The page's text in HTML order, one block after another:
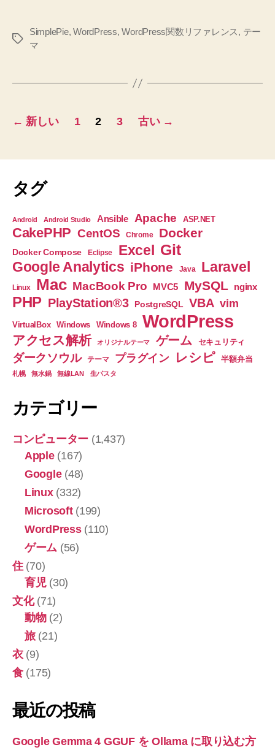
ー
自
と
し
て
登
録
す
る
法
の
タ
SimplePie,WordPress,WordPress関数リファレンス, テー
マ
投
の
ペ
ー
ジ
送
り
← 新しい 1 2 3 古い →
タグ
Android Android Studio Ansible Apache ASP.NET
CakePHP CentOS Chrome Docker
Docker Compose Eclipse Excel Git
Google Analytics iPhone Java Laravel
Linux Mac MacBook Pro MVC5 MySQL nginx
PHP PlayStation®3 PostgreSQL VBA vim
VirtualBox Windows Windows 8 WordPress
アクセス解析 オリジナルテーマ ゲーム セキュリティ
ダークソウル テーマ プラグイン レシピ 半額弁当
札幌 無水鍋 無線LAN 生パスタ
カテゴリー
コンピューター (1,437)
Apple(167)
Google(48)
Linux(332)
Microsoft(199)
WordPress(110)
ゲーム (56)
住(70)
育児(30)
文化(71)
動物(2)
旅(21)
衣(9)
食(175)
最近の投稿
Google Gemma 4 GGUF を Ollama に取り込む方